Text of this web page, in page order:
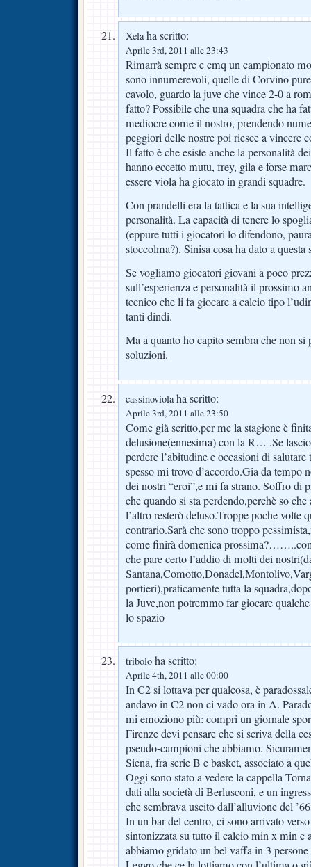
Xelaha scritto:
Aprile 3rd, 2011 alle 23:43
Rimarrà sempre e cmq un campionato
sono innumerevoli, quelle di Corvino
cavolo, guardo la juve che vince 2-0 a
fatto? Possibile che una squadra che ha
mediocre come il nostro, prendendo
peggiori delle nostre poi riesce a vincere
Il fatto è che esiste anche la personalità
hanno eccetto mutu, frey, gila e forse
essere viola ha giocato in grandi squadre.
Con prandelli era la tattica e la sua
personalità. La capacità di tenere lo
(eppure tutti i giocatori lo difendono,
stoccolma?). Sinisa cosa ha dato a questa
Se vogliamo giocatori giovani a poco
sull’esperienza e personalità il prossimo
tecnico che li fa giocare a calcio tipo
tanti dindi.
Ma a quanto ho capito sembra che non si
soluzioni.
cassinoviolaha scritto:
Aprile 3rd, 2011 alle 23:50
Come già scritto,per me la stagione è
delusione(ennesima) con la R… .Se
perdere l’abitudine e occasioni di
spesso mi trovo d’accordo.Gia da tempo
dei nostri “eroi”,e mi fa strano. Soffro di
che quando si sta perdendo,perchè so
l’altro resterò deluso.Troppe poche volte
contrario.Sarà che sono troppo
come finirà domenica
che pare certo l’addio di molti dei
portieri),praticamente tutta la
la Juve,non potremmo far giocare
lo spazio
tribolo ha scritto:
Aprile 4th, 2011 alle 00:00
In C2 si lottava per qualcosa, è
andavo in C2 non ci vado ora in A.
mi emoziono più: compri un giornale
Firenze devi pensare che si scriva della
pseudo-campioni che abbiamo.
Siena, fra serie B e basket, associato a
Oggi sono stato a vedere la cappella
dati alla società di Berlusconi, e un
che sembrava uscito dall’alluvione del
In un bar del centro, ci sono arrivato
sintonizzata su tutto il calcio min x min e
abbiamo gridato un bel vaffa in 3